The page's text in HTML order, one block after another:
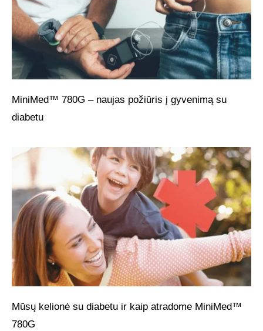
MiniMed™ 780G – naujas požiūris į gyvenimą su
diabetu
Mūsų kelionė su diabetu ir kaip atradome MiniMed™
780G